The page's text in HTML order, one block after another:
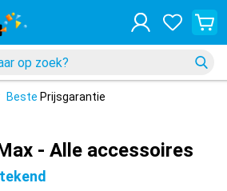
Beste Prijsgarantie
- Alle accessoires